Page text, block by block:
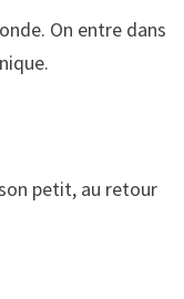
On entre dans
petit, au retour